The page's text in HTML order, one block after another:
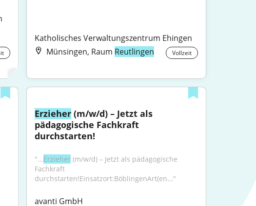
Katholisches Verwaltungszentrum Ehingen
Münsingen, Raum Reutlingen Vollzeit
Erzieher (m/w/d) – Jetzt als
pädagogische Fachkraft
durchstarten!
"...Erzieher (m/w/d) – Jetzt als pädagogische
Fachkraft
durchstarten!Einsatzort:BöblingenArt(en..."
avanti GmbH